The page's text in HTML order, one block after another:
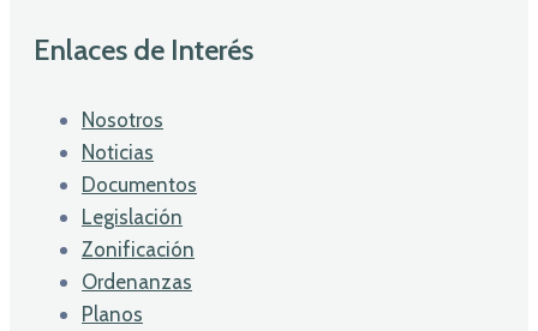
Enlaces de Interés
Nosotros
Noticias
Documentos
Legislación
Zonificación
Ordenanzas
Planos